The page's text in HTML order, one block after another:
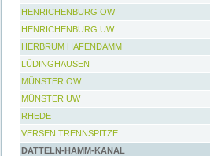
HENRICHENBURG OW
HENRICHENBURG UW
HERBRUM HAFENDAMM
LÜDINGHAUSEN
MÜNSTER OW
MÜNSTER UW
RHEDE
VERSEN TRENNSPITZE
DATTELN-HAMM-KANAL